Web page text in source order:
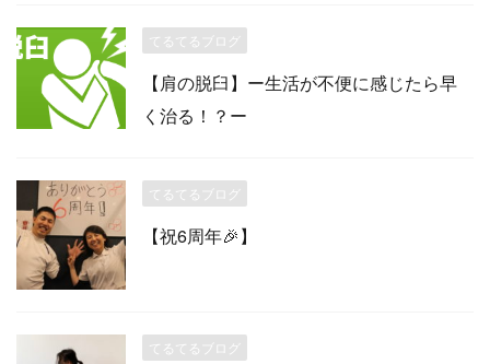
てるてるブログ
【肩の脱臼】ー生活が不便に感じたら早
く治る！？ー
てるてるブログ
【祝6周年🎉】
てるてるブログ